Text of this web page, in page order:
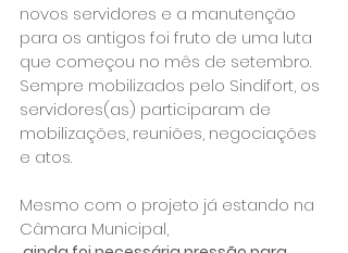
novos servidores e a manutenção
para os antigos foi fruto de uma luta
que começou no mês de setembro.
Sempre mobilizados pelo Sindifort, os
servidores(as) participaram de
mobilizações, reuniões, negociações
e atos.
Mesmo com o projeto já estando na
Câmara Municipal,